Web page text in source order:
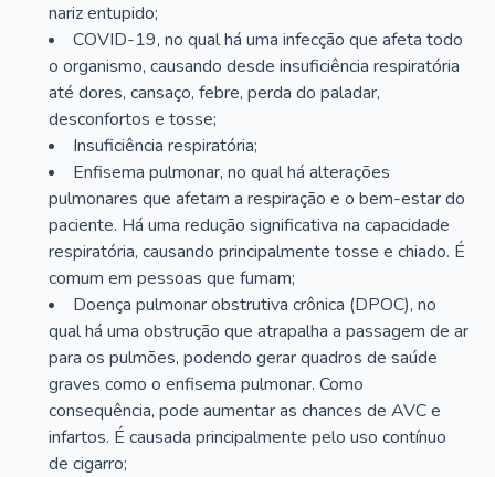
nariz entupido;
COVID-19, no qual há uma infecção que afeta todo
o organismo, causando desde insuficiência respiratória
até dores, cansaço, febre, perda do paladar,
desconfortos e tosse;
Insuficiência respiratória;
Enfisema pulmonar, no qual há alterações
pulmonares que afetam a respiração e o bem-estar do
paciente. Há uma redução significativa na capacidade
respiratória, causando principalmente tosse e chiado. É
comum em pessoas que fumam;
Doença pulmonar obstrutiva crônica (DPOC), no
qual há uma obstrução que atrapalha a passagem de ar
para os pulmões, podendo gerar quadros de saúde
graves como o enfisema pulmonar. Como
consequência, pode aumentar as chances de AVC e
infartos. É causada principalmente pelo uso contínuo
de cigarro;